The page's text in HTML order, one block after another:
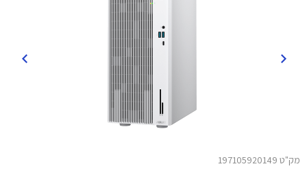
מק"ט 197105920149